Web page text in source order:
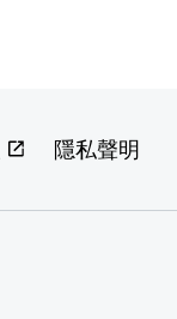
隱私聲明